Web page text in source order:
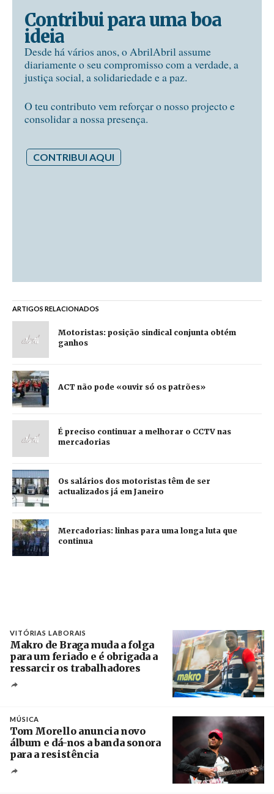
Contribui para uma boa
ideia
Desde há vários anos, o AbrilAbril assume
diariamente o seu compromisso com a verdade, a
justiça social, a solidariedade e a paz.
O teu contributo vem reforçar o nosso projecto e
consolidar a nossa presença.
CONTRIBUI AQUI
ARTIGOS RELACIONADOS
Motoristas: posição sindical conjunta obtém
ganhos
ACT não pode «ouvir só os patrões»
É preciso continuar a melhorar o CCTV nas
mercadorias
Os salários dos motoristas têm de ser
actualizados já em Janeiro
Mercadorias: linhas para uma longa luta que
continua
VITÓRIAS LABORAIS
Makro de Braga muda a folga
para um feriado e é obrigada a
ressarcir os trabalhadores
MÚSICA
Tom Morello anuncia novo
álbum e dá-nos a banda sonora
para a resistência